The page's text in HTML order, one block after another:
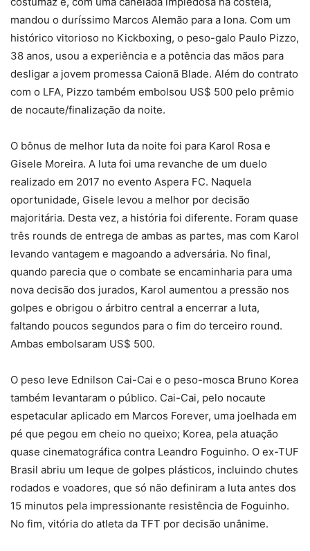
mandou o duríssimo Marcos Alemão para a lona. Com um
histórico vitorioso no Kickboxing, o peso-galo Paulo Pizzo,
38 anos, usou a experiência e a potência das mãos para
desligar a jovem promessa Caionã Blade. Além do contrato
com o LFA, Pizzo também embolsou US$ 500 pelo prêmio
de nocaute/finalização da noite.
O bônus de melhor luta da noite foi para Karol Rosa e
Gisele Moreira. A luta foi uma revanche de um duelo
realizado em 2017 no evento Aspera FC. Naquela
oportunidade, Gisele levou a melhor por decisão
majoritária. Desta vez, a história foi diferente. Foram quase
três rounds de entrega de ambas as partes, mas com Karol
levando vantagem e magoando a adversária. No final,
quando parecia que o combate se encaminharia para uma
nova decisão dos jurados, Karol aumentou a pressão nos
golpes e obrigou o árbitro central a encerrar a luta,
faltando poucos segundos para o fim do terceiro round.
Ambas embolsaram US$ 500.
O peso leve Ednilson Cai-Cai e o peso-mosca Bruno Korea
também levantaram o público. Cai-Cai, pelo nocaute
espetacular aplicado em Marcos Forever, uma joelhada em
pé que pegou em cheio no queixo; Korea, pela atuação
quase cinematográfica contra Leandro Foguinho. O ex-TUF
Brasil abriu um leque de golpes plásticos, incluindo chutes
rodados e voadores, que só não definiram a luta antes dos
15 minutos pela impressionante resistência de Foguinho.
No fim, vitória do atleta da TFT por decisão unânime.